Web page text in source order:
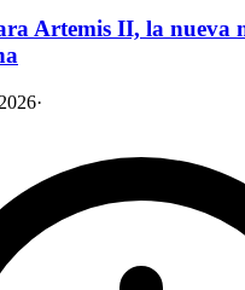
Artemis II, la nueva
·